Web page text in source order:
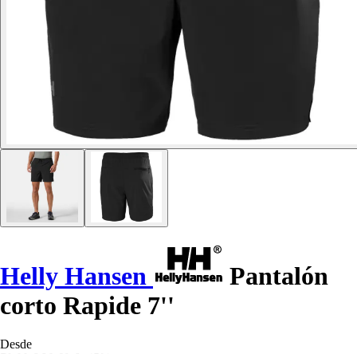
Helly Hansen
Pantalón
corto Rapide 7''
Desde